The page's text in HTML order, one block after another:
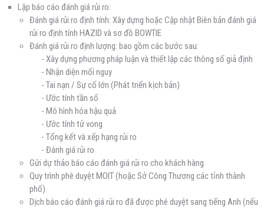
Lập báo cáo đánh giá rủi ro:
Đánh giá rủi ro định tính: Xây dựng hoặc Cập nhật Biên bản đánh giá
rủi ro định tính HAZID và sơ đồ BOWTIE
Đánh giá rủi ro định lượng: bao gồm các bước sau:
Xây dựng phương pháp luận và thiết lập các thông số giả định
Nhận diện mối nguy
Tai nạn / Sự cố lớn (Phát triển kịch bản)
Ước tính tần số
Mô hình hóa hậu quả
Ước tính tử vong
Tổng kết và xếp hạng rủi ro
Đánh giá rủi ro
Gửi dự thảo báo cáo đánh giá rủi ro cho khách hàng
Quy trình phê duyệt MOIT (hoặc Sở Công Thương các tỉnh thành
phố)
Dịch báo cáo đánh giá rủi ro đã được phê duyệt sang tiếng Anh (nếu